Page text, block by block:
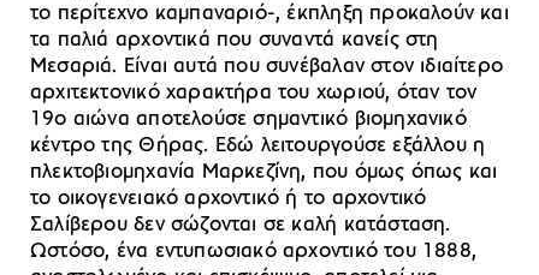
το περίτεχνο καμπαναριό-, έκπληξη προκαλούν και
τα παλιά αρχοντικά που συναντά κανείς στη
Μεσαριά. Είναι αυτά που συνέβαλαν στον ιδιαίτερο
αρχιτεκτονικό χαρακτήρα του χωριού, όταν τον
19ο αιώνα αποτελούσε σημαντικό βιομηχανικό
κέντρο της Θήρας. Εδώ λειτουργούσε εξάλλου η
πλεκτοβιομηχανία Μαρκεζίνη, που όμως όπως και
το οικογενειακό αρχοντικό ή το αρχοντικό
Σαλίβερου δεν σώζονται σε καλή κατάσταση.
Ωστόσο, ένα εντυπωσιακό αρχοντικό του 1888,